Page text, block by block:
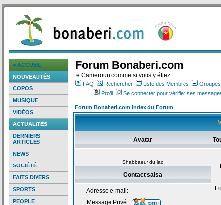
> ACCUEIL
NOUVEAUTÉS
COPOS
MUSIQUE
VIDÉOS
ACTUALITÉS
DERNIERS
ARTICLES
NEWS
SOCIÉTÉ
FAITS DIVERS
SPORTS
PEOPLE
Forum Bonaberi.com
Le Cameroun comme si vous y étiez
FAQ Rechercher Liste des Membres
Profil
Se connecter pour vérifier ses
Forum Bonaberi.com Index du Forum
Avatar
Shabbaeur du lac
Contact salsa
Adresse e-mail:
Message Privé: